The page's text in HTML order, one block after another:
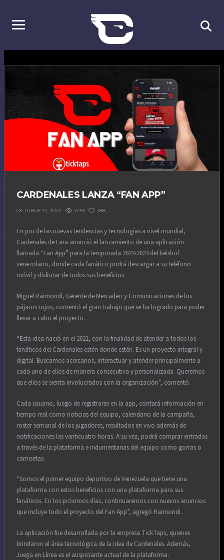
CARDENALES LANZA “FAN APP”
OCTUBRE 17, 2022 1739 188
En pro de las nuevas tendencias y tecnologías a nivel mundial,
Cardenales de Lara anunció el lanzamiento de una aplicación
llamada “Fan App” para la temporada 2022-2023 del béisbol
venezolano, donde cada fanático podrá descargar a su teléfono
móvil y disfrutar de todos sus beneficios.
Miguel Raimondi, Gerente de Mercadeo y Comunicaciones de los
pájaros rojos, comentó el gran trabajo que se ha logrado para poder
llevar a cabo el proyecto.
“Esta idea nació en el 2021, con la finalidad de atender a todos los
fanáticos del Cardenales estén donde estén. Es un proyecto integral y
digital. Buscamos acercanos, interactuar y atender principalmente a
cada uno de ellos de manera consecutiva y personalizada. Queremos
que ellos se sienta involucrados con la organización”, comentó.
Cada usuario, luego de registrarse en la app, contará información en
tiempo real como noticias del equipo, calendario de la campaña,
roster semanal de los jugadores, resultados en vivo además de
notificaciones las venticuatro horas. A su vez, podrá comprar entradas
a través de la plataforma e indumentarias del equipo como gorras o
camisetas.
“Somos el primer equipo deportivo de Venezuela que tiene una
plataforma con estos beneficios con una plataforma para sus
fanáticos. En los próximos días, continuaremos con nuevos anuncios
que incluye todo el proyecto del Fan App”, agregó Raimondi.
La aplicación fue desarrollada por la empresa TickTaps, quienes
brindaron el área tecnológica de la idea de Cardenales. Además,
Juega en Línea es el auspiciante actual de la plataforma.